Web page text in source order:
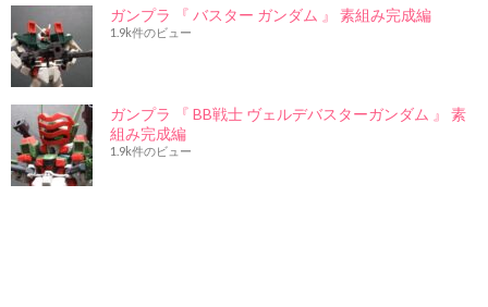
ガンプラ 『 バスター ガンダム 』 素組み完成編
1.9k件のビュー
ガンプラ 『 BB戦士 ヴェルデバスターガンダム 』 素
組み完成編
1.9k件のビュー